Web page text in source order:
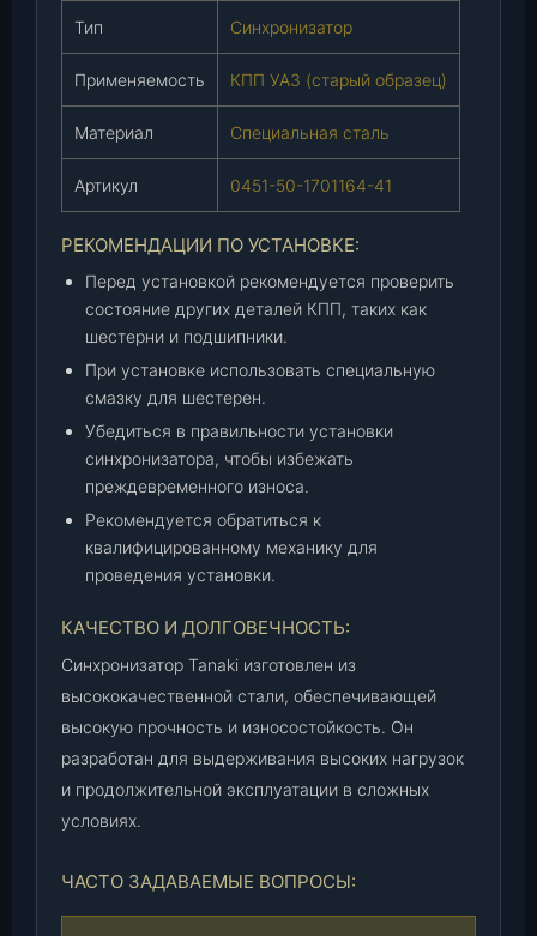
)
Тип Синхронизатор
Применяемость КПП УАЗ (старый образец)
Материал Специальная сталь
Артикул 0451-50-1701164-41
РЕКОМЕНДАЦИИ ПО УСТАНОВКЕ:
Перед установкой рекомендуется проверить
состояние других деталей КПП, таких как
шестерни и подшипники.
При установке использовать специальную
смазку для шестерен.
Убедиться в правильности установки
синхронизатора, чтобы избежать
преждевременного износа.
Рекомендуется обратиться к
квалифицированному механику для
проведения установки.
КАЧЕСТВО И ДОЛГОВЕЧНОСТЬ:
Синхронизатор Tanaki изготовлен из
высококачественной стали, обеспечивающей
высокую прочность и износостойкость. Он
разработан для выдерживания высоких нагрузок
и продолжительной эксплуатации в сложных
условиях.
ЧАСТО ЗАДАВАЕМЫЕ ВОПРОСЫ: